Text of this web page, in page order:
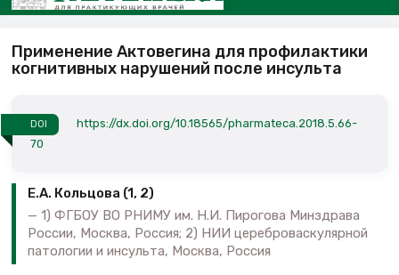
Применение Актовегина для профилактики
когнитивных нарушений после инсульта
DOI
https://dx.doi.org/10.18565/pharmateca.2018.5.66-
70
Е.А. Кольцова (1, 2)
1) ФГБОУ ВО РНИМУ им. Н.И. Пирогова Минздрава
России, Москва, Россия; 2) НИИ цереброваскулярной
патологии и инсульта, Москва, Россия